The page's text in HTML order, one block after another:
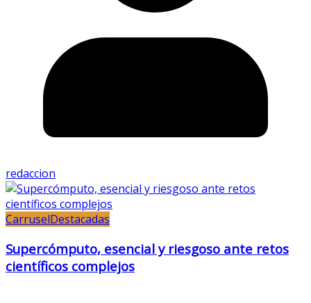
redaccion
CarruselDestacadas
Supercómputo, esencial y riesgoso ante retos
científicos complejos